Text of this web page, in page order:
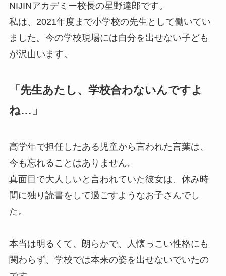
NIJINアカデミー校長の星野達郎です。
私は、2021年度まで小学校の先生として働いてい
ました。今の学校現場には自分を出せない子ども
が沢山います。
「先生あたし、学校合わないんですよ
ね…」
高学年で担任したある児童から言われた言葉は、
今も忘れることはありません。
真面目で大人しいと言われていた彼女は、休み時
間に独り読書をして過ごすようなお子さんでし
た。
本当は明るくて、朗らかで、人懐っこい性格にも
関わらず、学校では本来の姿を出せないでいたの